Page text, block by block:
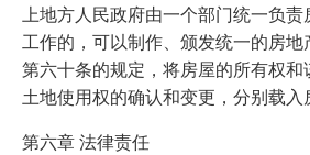
上地方人民政府由一个部门统一负
工作的，可以制作、颁发统一的房
第六十条的规定，将房屋的所有权
土地使用权的确认和变更，分别载入
第六章 法律责任